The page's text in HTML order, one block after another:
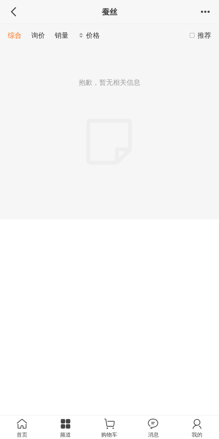
蚕丝
推荐
综合 询价 销量 价格
抱歉，暂无相关信息
首页 频道 购物车 消息 我的